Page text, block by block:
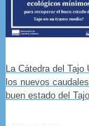
La Cátedra del
los nuevos
buen estado del